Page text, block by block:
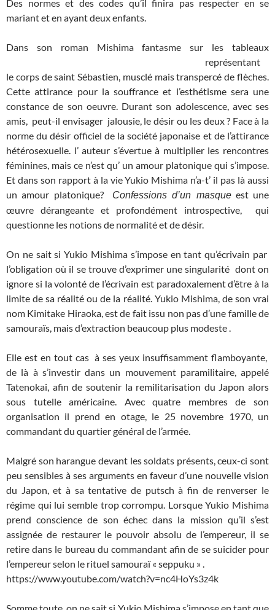
Des normes et des codes qu’il finira pas respecter en se
mariant et en ayant deux enfants.
Dans son roman Mishima fantasme sur les tableaux
représentant
le corps de saint Sébastien, musclé mais transpercé de flèches.
Cette attirance pour la souffrance et l’esthétisme sera une
constance de son oeuvre. Durant son adolescence, avec ses
amis, peut-il envisager jalousie, le désir ou les deux ? Face à la
norme du désir officiel de la société japonaise et de l’attirance
hétérosexuelle. l’ auteur s’évertue à multiplier les rencontres
féminines, mais ce n’est qu’ un amour platonique qui s’impose.
Et dans son rapport à la vie Yukio Mishima n’a-t’ il pas là aussi
un amour platonique?
Confessions d’un masqueest une
œuvre dérangeante et profondément introspective, qui
questionne les notions de normalité et de désir.
On ne sait si Yukio Mishima s’impose en tant qu’écrivain par
l’obligation où il se trouve d’exprimer une singularité dont on
ignore si la volonté de l’écrivain est paradoxalement d’être à la
limite de sa réalité ou de la réalité. Yukio Mishima, de son vrai
nom Kimitake Hiraoka, est de fait issu non pas d’une famille de
samouraïs, mais d’extraction beaucoup plus modeste .
Elle est en tout cas à ses yeux insuffisamment flamboyante,
de là à s’investir dans un mouvement paramilitaire, appelé
Tatenokai, afin de soutenir la remilitarisation du Japon alors
sous tutelle américaine. Avec quatre membres de son
organisation il prend en otage, le 25 novembre 1970, un
commandant du quartier général de l’armée.
Malgré son harangue devant les soldats présents, ceux-ci sont
peu sensibles à ses arguments en faveur d’une nouvelle vision
du Japon, et à sa tentative de putsch à fin de renverser le
régime qui lui semble trop corrompu. Lorsque Yukio Mishima
prend conscience de son échec dans la mission qu’il s’est
assignée de restaurer le pouvoir absolu de l’empereur, il se
retire dans le bureau du commandant afin de se suicider pour
l’empereur selon le rituel samouraï « seppuku » .
https://www.youtube.com/watch?v=nc4HoYs3z4k